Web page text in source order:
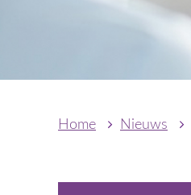
Home Nieuws